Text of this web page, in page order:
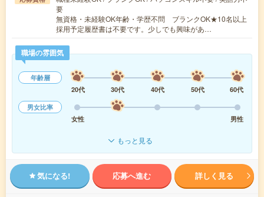
要
無資格・未経験OK年齢・学歴不問 ブランクOK★10名以上
採用予定履歴書は不要です。少しでも興味があ…
職場の雰囲気
年齢層
20代
30代 40代 50代
60代
男女比率
女性
男性
もっと見る
気になる! 応募へ進む 詳しく見る